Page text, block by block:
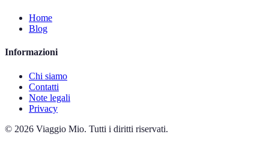
Home
Blog
Informazioni
Chi siamo
Contatti
Note legali
Privacy
© 2026 Viaggio Mio. Tutti i diritti riservati.